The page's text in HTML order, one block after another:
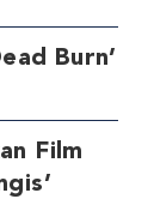
Burn’
Film